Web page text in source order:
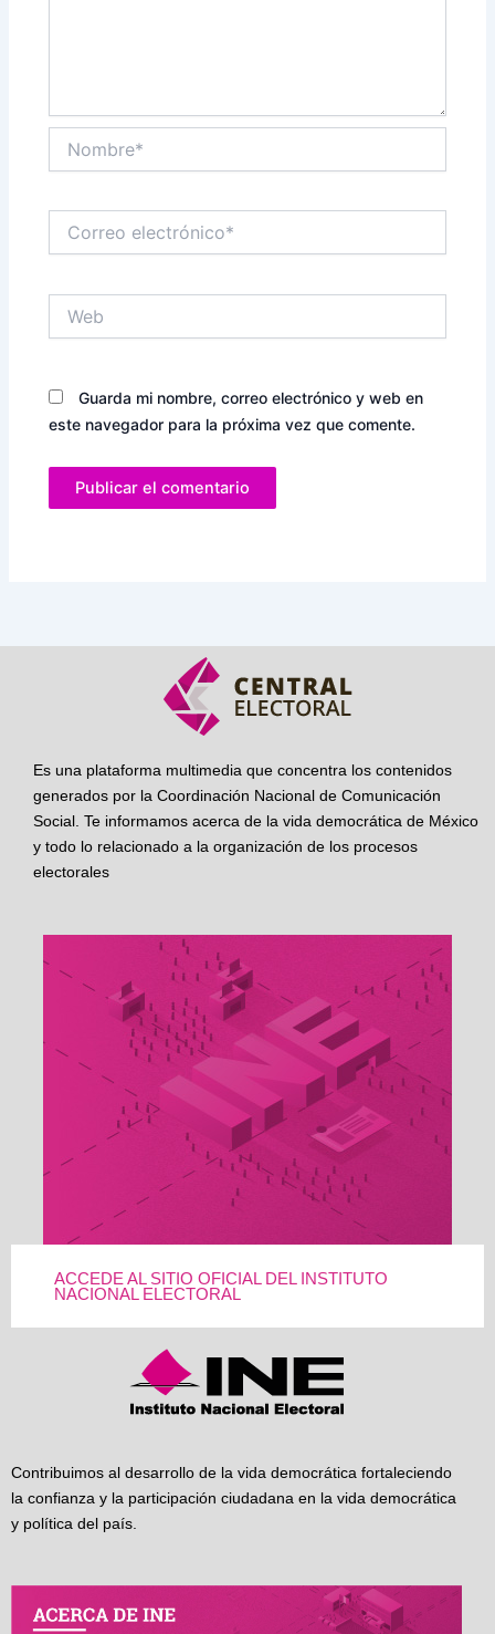
electrónico*
Guarda mi nombre, correo electrónico y web en
este navegador para la próxima vez que comente.
Es una plataforma multimedia que concentra los contenidos
generados por la Coordinación Nacional de Comunicación
Social. Te informamos acerca de la vida democrática de México
y todo lo relacionado a la organización de los procesos
electorales
ACCEDE AL SITIO OFICIAL DEL INSTITUTO
NACIONAL ELECTORAL
Contribuimos al desarrollo de la vida democrática fortaleciendo
la confianza y la participación ciudadana en la vida democrática
y política del país.